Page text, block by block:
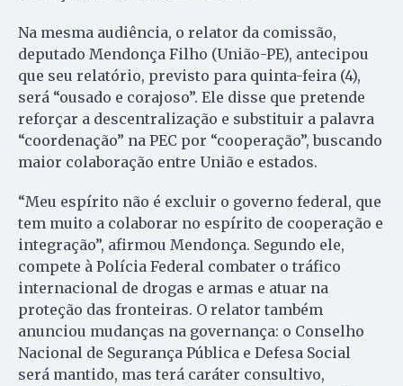
Na mesma audiência, o relator da comissão,
deputado Mendonça Filho (União-PE), antecipou
que seu relatório, previsto para quinta-feira (4),
será “ousado e corajoso”. Ele disse que pretende
reforçar a descentralização e substituir a palavra
“coordenação” na PEC por “cooperação”, buscando
maior colaboração entre União e estados.
“Meu espírito não é excluir o governo federal, que
tem muito a colaborar no espírito de cooperação e
integração”, afirmou Mendonça. Segundo ele,
compete à Polícia Federal combater o tráfico
internacional de drogas e armas e atuar na
proteção das fronteiras. O relator também
anunciou mudanças na governança: o Conselho
Nacional de Segurança Pública e Defesa Social
será mantido, mas terá caráter consultivo,